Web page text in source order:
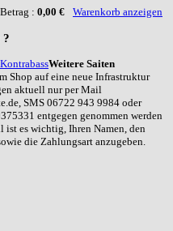
Betrag : 0,00 € Warenkorb anzeigen
?
Weitere Saiten
Shop auf eine neue Infrastruktur
aktuell nur per Mail
SMS 06722 943 9984 oder
entgegen genommen werden
ist es wichtig, Ihren Namen, den
die Zahlungsart anzugeben.